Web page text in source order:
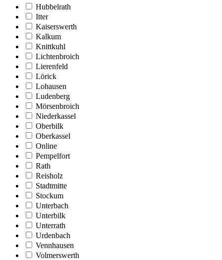
Hubbelrath
Itter
Kaiserswerth
Kalkum
Knittkuhl
Lichtenbroich
Lierenfeld
Lörick
Lohausen
Ludenberg
Mörsenbroich
Niederkassel
Oberbilk
Oberkassel
Online
Pempelfort
Rath
Reisholz
Stadtmitte
Stockum
Unterbach
Unterbilk
Unterrath
Urdenbach
Vennhausen
Volmerswerth